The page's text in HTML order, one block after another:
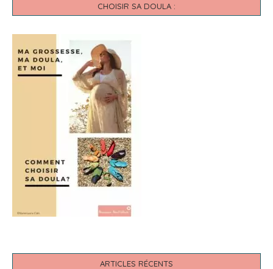
CHOISIR SA DOULA :
ARTICLES RÉCENTS